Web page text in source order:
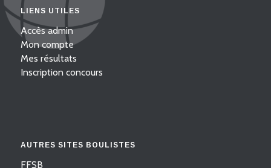
LIENS UTILES
Accès admin
Mon compte
Mes résultats
Inscription concours
AUTRES SITES BOULISTES
FFSB